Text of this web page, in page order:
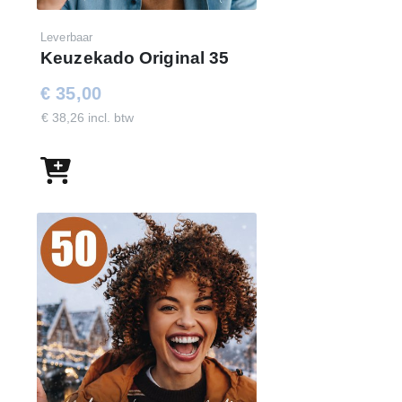
Ontbijtkoek, 450 gr
Verpakt in een feestelijke kerstdoos
Leverbaar
Keuzekado Original 35
€ 35,00
€ 38,26 incl. btw